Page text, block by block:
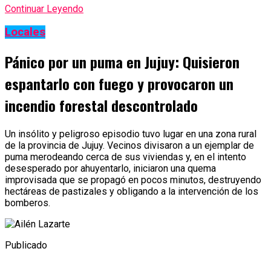
Continuar Leyendo
Locales
Pánico por un puma en Jujuy: Quisieron
espantarlo con fuego y provocaron un
incendio forestal descontrolado
Un insólito y peligroso episodio tuvo lugar en una zona rural
de la provincia de Jujuy. Vecinos divisaron a un ejemplar de
puma merodeando cerca de sus viviendas y, en el intento
desesperado por ahuyentarlo, iniciaron una quema
improvisada que se propagó en pocos minutos, destruyendo
hectáreas de pastizales y obligando a la intervención de los
bomberos.
Publicado